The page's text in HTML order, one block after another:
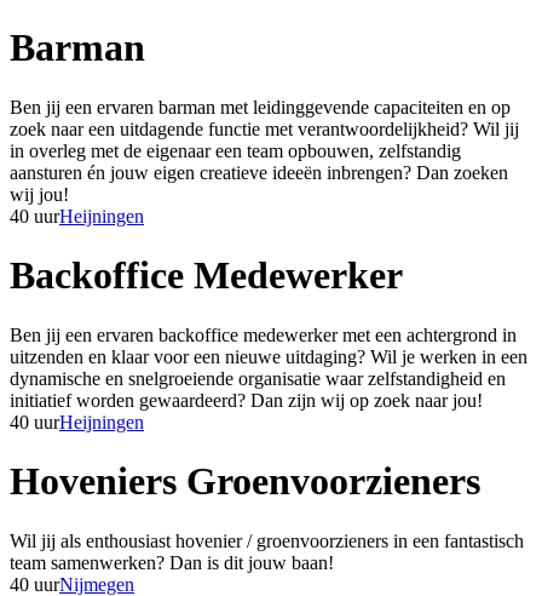
Barman
Ben jij een ervaren barman met leidinggevende capaciteiten en op
zoek naar een uitdagende functie met verantwoordelijkheid? Wil jij
in overleg met de eigenaar een team opbouwen, zelfstandig
aansturen én jouw eigen creatieve ideeën inbrengen? Dan zoeken
wij jou!
40 uurHeijningen
Backoffice Medewerker
Ben jij een ervaren backoffice medewerker met een achtergrond in
uitzenden en klaar voor een nieuwe uitdaging? Wil je werken in een
dynamische en snelgroeiende organisatie waar zelfstandigheid en
initiatief worden gewaardeerd? Dan zijn wij op zoek naar jou!
40 uurHeijningen
Hoveniers Groenvoorzieners
Wil jij als enthousiast hovenier / groenvoorzieners in een fantastisch
team samenwerken? Dan is dit jouw baan!
40 uurNijmegen